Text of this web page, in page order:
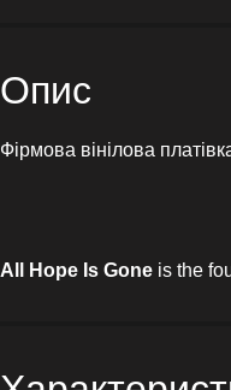
Опис
Фірмова вінілова
All Hope Is Gone is the